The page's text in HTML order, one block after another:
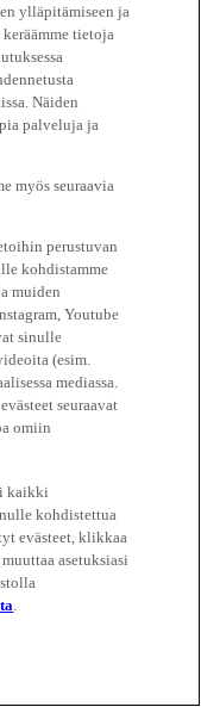
ylläpitämiseen ja
tietoja
Näiden
palveluja ja
myös seuraavia
perustuvan
kohdistamme
muiden
Youtube
sinulle
(esim.
mediassa.
seuraavat
omiin
kaikki
kohdistettua
evästeet, klikkaa
asetuksiasi